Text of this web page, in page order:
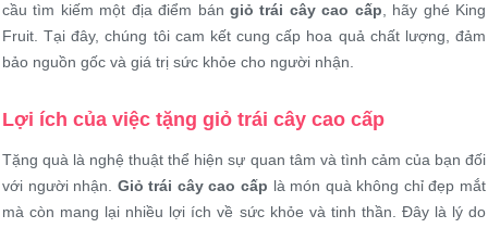
cầu tìm kiếm một địa điểm bán giỏ trái cây cao cấp , hãy ghé King
Fruit. Tại đây, chúng tôi cam kết cung cấp hoa quả chất lượng, đảm
bảo nguồn gốc và giá trị sức khỏe cho người nhận.
Lợi ích của việc tặng giỏ trái cây cao cấp
Tặng quà là nghệ thuật thể hiện sự quan tâm và tình cảm của bạn đối
với người nhận. Giỏ trái cây cao cấp là món quà không chỉ đẹp mắt
mà còn mang lại nhiều lợi ích về sức khỏe và tinh thần. Đây là lý do